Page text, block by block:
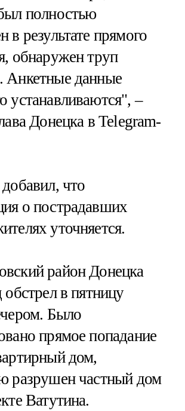
полностью
в результате прямого
обнаружен труп
данные
устанавливаются", –
Донецка в Telegram-
что
о пострадавших
уточняется.
район Донецка
обстрел в пятницу
Было
прямое попадание
дом,
разрушен частный дом
Ватутина.